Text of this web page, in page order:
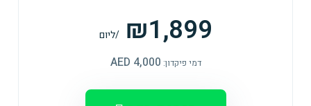
₪1,899 /ליום
דמי פיקדון: 4,000 AED